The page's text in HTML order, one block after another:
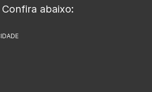
abaixo: